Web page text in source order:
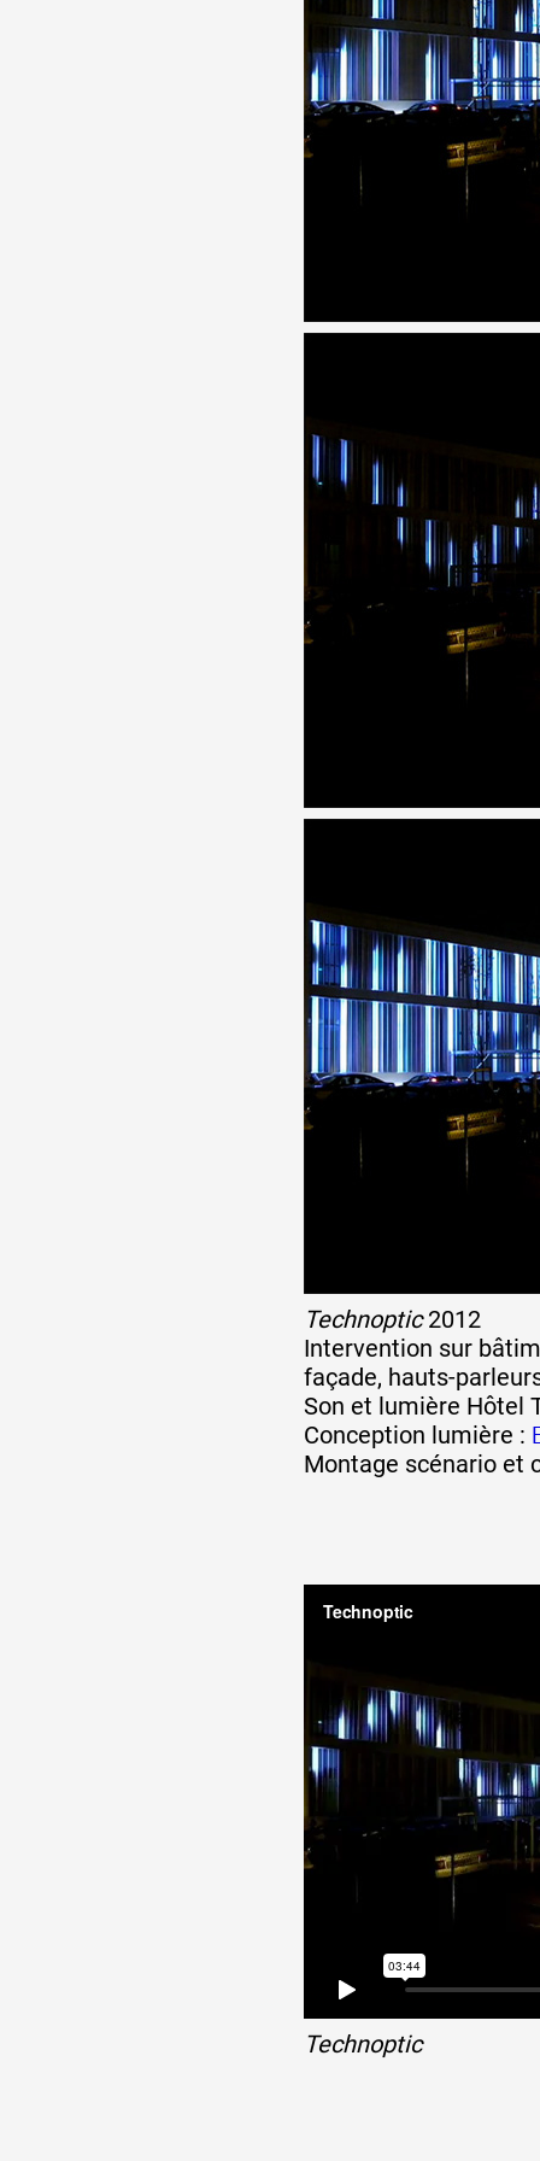
Partenaires
Crédits
Documentation
Visites d'ateliers
Production vidéo
Formation
Année par année
Collection vidéos
Candidater
Technoptic2012
Intervention sur
façade, hauts-
Son et lumière Hôtel
Conception lumière :
Montage scénario et
Technoptic